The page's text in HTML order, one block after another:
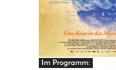
Im Programm: